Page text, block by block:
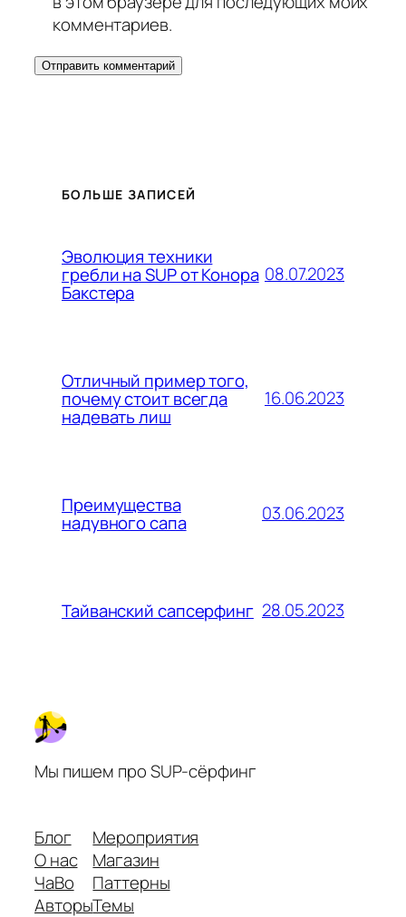
комментариев.
БОЛЬШЕ ЗАПИСЕЙ
Эволюция техники
гребли на SUP от Конора
Бакстера
08.07.2023
Отличный пример того,
почему стоит всегда
надевать лиш
16.06.2023
Преимущества
надувного сапа 03.06.2023
Тайванский сапсерфинг 28.05.2023
Мы пишем про SUP-сёрфинг
Блог
О нас
ЧаВо
Авторы
Мероприятия
Магазин
Паттерны
Темы